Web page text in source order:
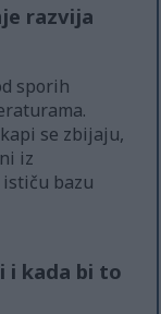
razvija
sporih
se zbijaju,
iz
ističu bazu
i kada bi to